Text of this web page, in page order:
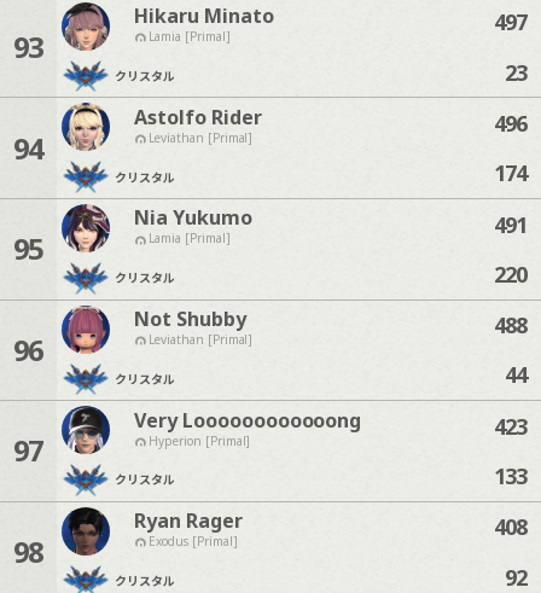
93
Hikaru Minato
Lamia [Primal]
クリスタル
497
23
94
Astolfo Rider
Leviathan [Primal]
クリスタル
496
174
95
Nia Yukumo
Lamia [Primal]
クリスタル
491
220
96
Not Shubby
Leviathan [Primal]
クリスタル
488
44
97
Very Loooooooooooong
Hyperion [Primal]
クリスタル
423
133
98
Ryan Rager
Exodus [Primal]
クリスタル
408
92